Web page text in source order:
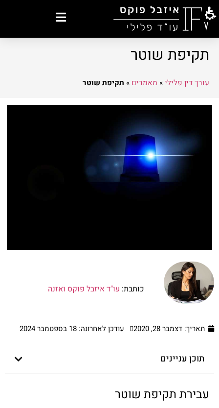
תקיפת שוטר
עורך דין פלילי» מאמרים » תקיפת שוטר
כותבת: עו"ד איזבל פוקס ואזנה
תאריך: דצמבר 28, 2020 עודכן לאחרונה: 18 בספטמבר 2024
תוכן עניינים
עבירת תקיפת שוטר